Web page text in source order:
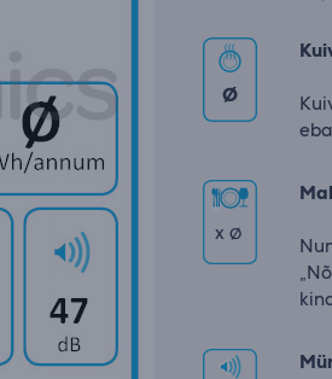
∅
x ∅